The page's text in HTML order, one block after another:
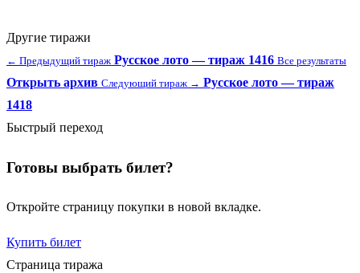
Другие тиражи
← Предыдущий тираж Русское лото — тираж 1416 Все результаты
Открыть архив Следующий тираж → Русское лото — тираж
1418
Быстрый переход
Готовы выбрать билет?
Откройте страницу покупки в новой вкладке.
Купить билет
Страница тиража